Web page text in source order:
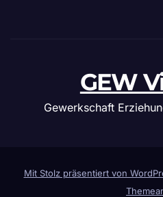
GEW
Gewerkschaft
Mit Stolz präsentiert von